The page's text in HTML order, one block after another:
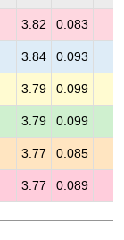
3.82 0.083
3.84 0.093
3.79 0.099
3.79 0.099
3.77 0.085
3.77 0.089